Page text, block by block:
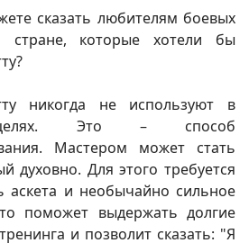
сказать любителям боевых
стране, которые хотели бы
никогда не используют в
целях. Это – способ
Мастером может стать
духовно. Для этого требуется
аскета и необычайно сильное
поможет выдержать долгие
и позволит сказать: "Я